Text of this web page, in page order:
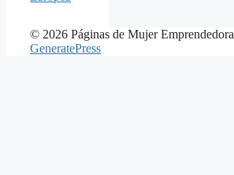
© 2026 Páginas de Mujer Emprendedora
GeneratePress